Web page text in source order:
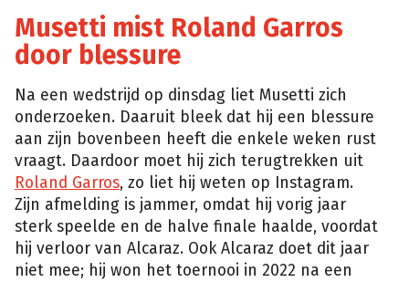
Musetti mist Roland Garros
door blessure
Na een wedstrijd op dinsdag liet Musetti zich
onderzoeken. Daaruit bleek dat hij een blessure
aan zijn bovenbeen heeft die enkele weken rust
vraagt. Daardoor moet hij zich terugtrekken uit
Roland Garros, zo liet hij weten op Instagram.
Zijn afmelding is jammer, omdat hij vorig jaar
sterk speelde en de halve finale haalde, voordat
hij verloor van Alcaraz. Ook Alcaraz doet dit jaar
niet mee; hij won het toernooi in 2022 na een